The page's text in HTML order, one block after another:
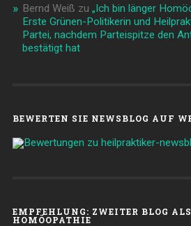
Bernd Weiß zu „Ich bin länger
Erste Grünen-Politikerin und
Partei, nachdem Parteispitze den
bestätigt hat
BEWERTEN SIE NEWSBLOG AUF
EMPFEHLUNG: ZWEITER BLOG
HOMÖOPATHIE